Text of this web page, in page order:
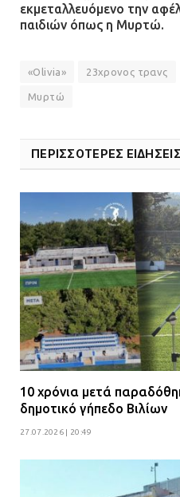
εκμεταλλευόμενο την
παιδιών όπως η Μυρτώ.
«Olivia» 23χρονος τρανς
Μυρτώ
ΠΕΡΙΣΣΟΤΕΡΕΣ ΕΙΔΗΣΕΙΣ
10 χρόνια μετά
δημοτικό γήπεδο Βιλίων
27.07.2026 | 20:49